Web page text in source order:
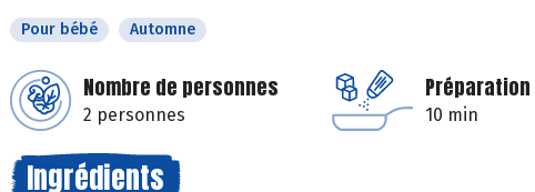
Pour bébé Automne
Nombre de personnes
2 personnes
Préparation
10 min
Ingrédients